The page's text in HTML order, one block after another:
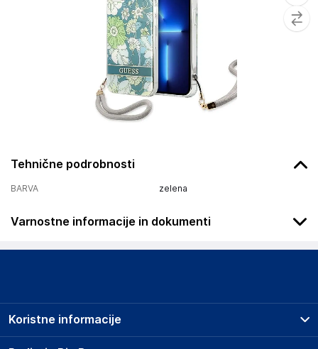
Tehnične podrobnosti
BARVA zelena
Varnostne informacije in dokumenti
Podatki o proizvajalcu
Guess Outlet
Koristne informacije
Prodajna mesta